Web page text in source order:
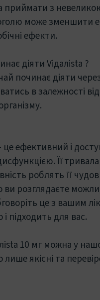
приймати з
може зменшити
ефекти.
діяти Viдaлista ?
починає діяти
в залежності
це ефективний і
Її
роблять її
ви розглядаєте
це з вашим
підходить для вас.
10 мг можна у
якісні та